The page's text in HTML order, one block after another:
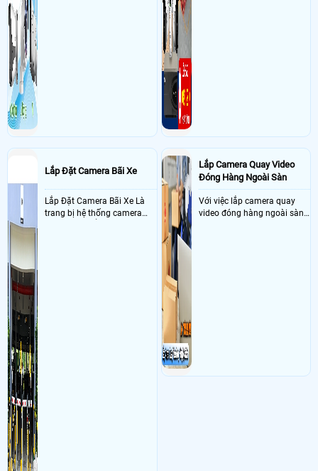
Lắp Đặt Camera Bãi Xe
Lắp Đặt Camera Bãi Xe Là
trang bị hệ thống camera
Lắp Camera Quay Video
Đóng Hàng Ngoài Sàn
Với việc lắp camera quay
video đóng hàng ngoài sàn